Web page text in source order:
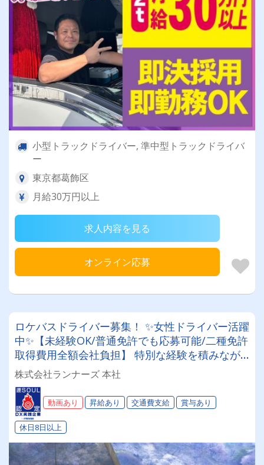
小型トラックドライバー, 準中型トラックドライバ
ー
東京都葛飾区
月給30万円以上
求人内容を見る
オンライン応募
ロケバスドライバー募集！ ✨女性ドライバー活躍
中✨【未経験OK/普通免許でも応募可能/二種免許
取得費用全額会社負担】 特別な経験を積みなが
ら新たなキャリアを築きませんか？
株式会社ランナーズ 本社
動画あり 昇給あり 交通費支給 賞与あり
休日8日以上